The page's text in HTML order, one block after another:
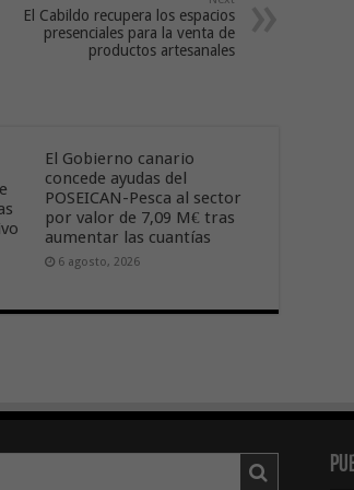
El Cabildo recupera los espacios
presenciales para la venta de
productos artesanales
El Gobierno canario
concede ayudas del
POSEICAN-Pesca al sector
por valor de 7,09 M€ tras
aumentar las cuantías
6 agosto, 2026